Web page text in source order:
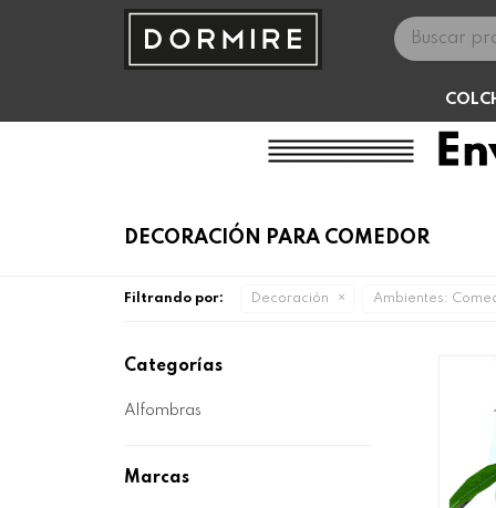
DECORACIÓN PARA COMEDOR
Filtrando por: Decoración Ambientes:
Categorías
Alfombras
Marcas